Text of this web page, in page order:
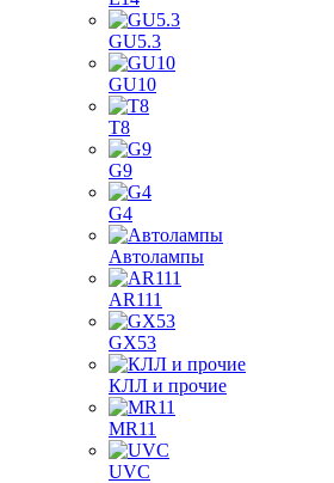
GU5.3
GU10
T8
G9
G4
Автолампы
AR111
GX53
КЛЛ и прочие
MR11
UVC